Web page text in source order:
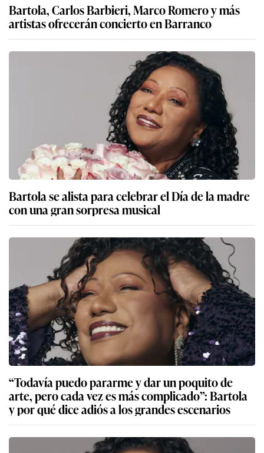
Bartola, Carlos Barbieri, Marco Romero y más
artistas ofrecerán concierto en Barranco
Bartola se alista para celebrar el Día de la madre
con una gran sorpresa musical
“Todavía puedo pararme y dar un poquito de
arte, pero cada vez es más complicado”: Bartola
y por qué dice adiós a los grandes escenarios